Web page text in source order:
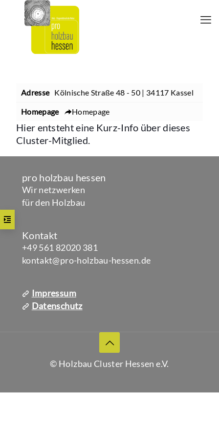
Adresse Kölnische Straße 48 - 50 | 34117 Kassel
Homepage Homepage
Hier entsteht eine Kurz-Info über dieses
Cluster-Mitglied.
pro holzbau hessen
Wir netzwerken
für den Holzbau
Kontakt
+49 561 82020 381
kontakt@pro-holzbau-hessen.de
Impressum
Datenschutz
© Holzbau Cluster Hessen e.V.